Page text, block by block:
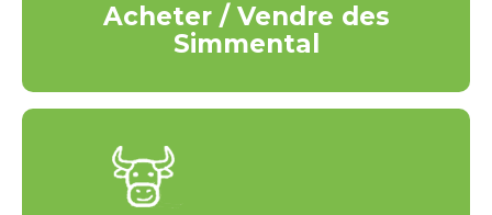
Acheter / Vendre des
Simmental